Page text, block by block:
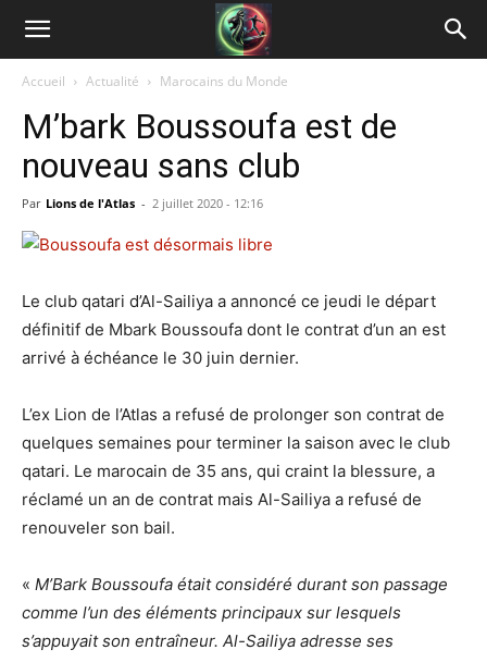
Accueil Actualité Marocains du Monde
M’bark Boussoufa est de
nouveau sans club
Par Lions de l'Atlas - 2 juillet 2020 - 12:16
Le club qatari d’Al-Sailiya a annoncé ce jeudi le départ
définitif de Mbark Boussoufa dont le contrat d’un an est
arrivé à échéance le 30 juin dernier.
L’ex Lion de l’Atlas a refusé de prolonger son contrat de
quelques semaines pour terminer la saison avec le club
qatari. Le marocain de 35 ans, qui craint la blessure, a
réclamé un an de contrat mais Al-Sailiya a refusé de
renouveler son bail.
« M’Bark Boussoufa était considéré durant son passage
comme l’un des éléments principaux sur lesquels
s’appuyait son entraîneur. Al-Sailiya adresse ses